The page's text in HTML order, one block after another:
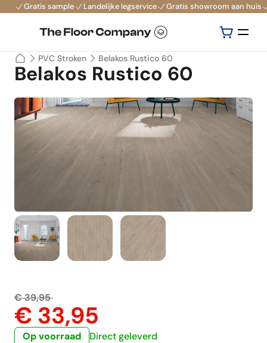
Gratis sample Landelijke legservice Gratis showroom aan huis
PVC Stroken Belakos Rustico 60
Belakos Rustico 60
€ 33,95
€ 39,95
Op voorraad Direct geleverd